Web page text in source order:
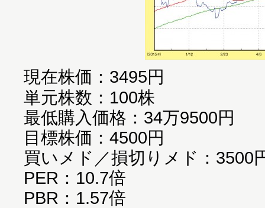
現在株価：3495円
単元株数：100株
最低購入価格：34万9500円
目標株価：4500円
買いメド／損切りメド：3500
PER：10.7倍
PBR：1.57倍